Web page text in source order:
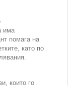
има
помага на
като по
които го